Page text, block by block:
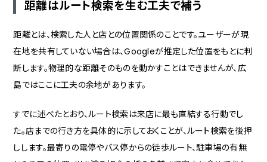
距離はルート検索を生む工夫で補う
距離とは、検索した人と店との位置関係のことです。ユーザーが現
在地を共有していない場合は、Googleが推定した位置をもとに判
断します。物理的な距離そのものを動かすことはできませんが、広
島ではここに工夫の余地があります。
すでに述べたとおり、ルート検索は来店に最も直結する行動でし
た。店までの行き方を具体的に示しておくことが、ルート検索を後押
しします。最寄りの電停やバス停からの徒歩ルート、駐車場の有無